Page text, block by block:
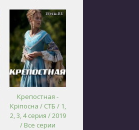
Крепостная -
Кріпосна / СТБ / 1,
2, 3, 4 серия / 2019
/ Все серии